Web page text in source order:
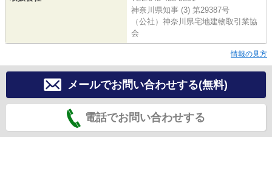
神奈川県知事 (3) 第29387号
（公社）神奈川県宅地建物取引業協
会
情報の見方
メールでお問い合わせする(無料)
電話でお問い合わせする